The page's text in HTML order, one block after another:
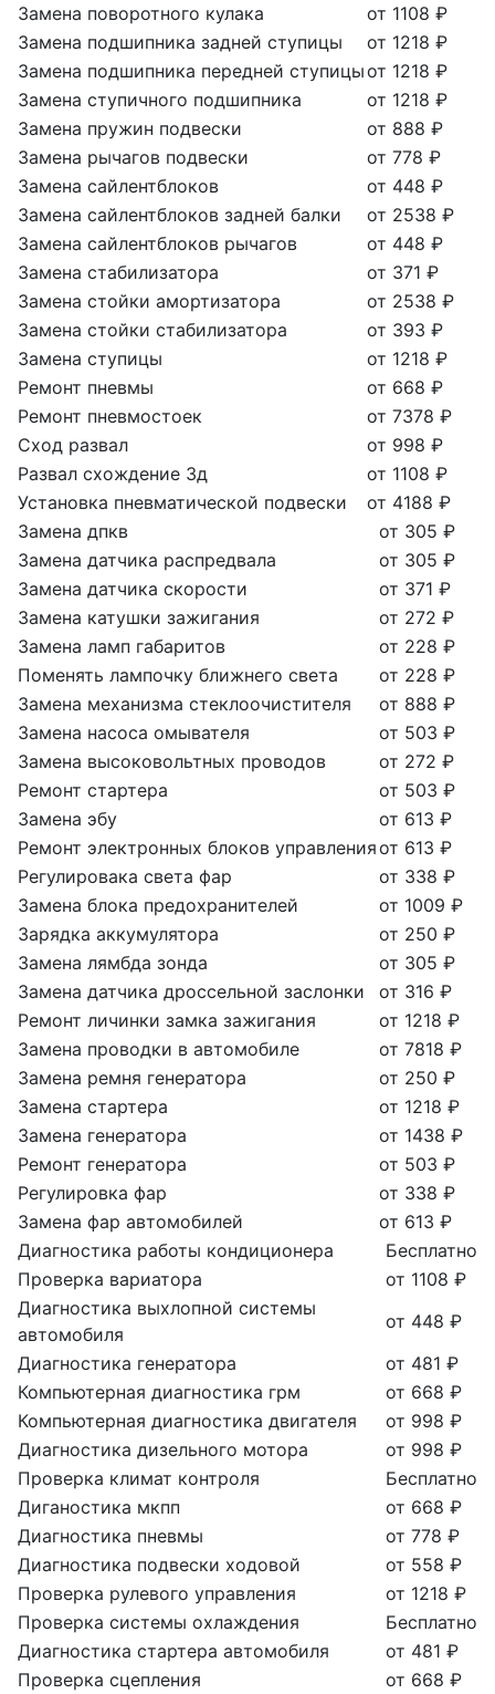
Замена поворотного кулака
от 1108 ₽
Замена подшипника задней ступицы
от 1218 ₽
Замена подшипника передней ступицыот 1218 ₽
Замена ступичного подшипника
от 1218 ₽
Замена пружин подвески
от 888 ₽
Замена рычагов подвески
от 778 ₽
Замена сайлентблоков
от 448 ₽
Замена сайлентблоков задней балки
от 2538 ₽
Замена сайлентблоков рычагов
от 448 ₽
Замена стабилизатора
от 371 ₽
Замена стойки амортизатора
от 2538 ₽
Замена стойки стабилизатора
от 393 ₽
Замена ступицы
от 1218 ₽
Ремонт пневмы
от 668 ₽
Ремонт пневмостоек
от 7378 ₽
Сход развал
от 998 ₽
Развал схождение 3д
от 1108 ₽
Установка пневматической подвески
от 4188 ₽
Замена дпкв
от 305 ₽
Замена датчика распредвала
от 305 ₽
Замена датчика скорости
от 371 ₽
Замена катушки зажигания
от 272 ₽
Замена ламп габаритов
от 228 ₽
Поменять лампочку ближнего света
от 228 ₽
Замена механизма стеклоочистителя
от 888 ₽
Замена насоса омывателя
от 503 ₽
Замена высоковольтных проводов
от 272 ₽
Ремонт стартера
от 503 ₽
Замена эбу
от 613 ₽
Ремонт электронных блоков управленияот 613 ₽
Регулировака света фар
от 338 ₽
Замена блока предохранителей
от 1009 ₽
Зарядка аккумулятора
от 250 ₽
Замена лямбда зонда
от 305 ₽
Замена датчика дроссельной заслонки
от 316 ₽
Ремонт личинки замка зажигания
от 1218 ₽
Замена проводки в автомобиле
от 7818 ₽
Замена ремня генератора
от 250 ₽
Замена стартера
от 1218 ₽
Замена генератора
от 1438 ₽
Ремонт генератора
от 503 ₽
Регулировка фар
от 338 ₽
Замена фар автомобилей
от 613 ₽
Диагностика работы кондиционера
Бесплатно
Проверка вариатора
от 1108 ₽
Диагностика выхлопной системы
автомобиля
от 448 ₽
Диагностика генератора
от 481 ₽
Компьютерная диагностика грм
от 668 ₽
Компьютерная диагностика двигателя
от 998 ₽
Диагностика дизельного мотора
от 998 ₽
Проверка климат контроля
Бесплатно
Диганостика мкпп
от 668 ₽
Диагностика пневмы
от 778 ₽
Диагностика подвески ходовой
от 558 ₽
Проверка рулевого управления
от 1218 ₽
Проверка системы охлаждения
Бесплатно
Диагностика стартера автомобиля
от 481 ₽
Проверка сцепления
от 668 ₽